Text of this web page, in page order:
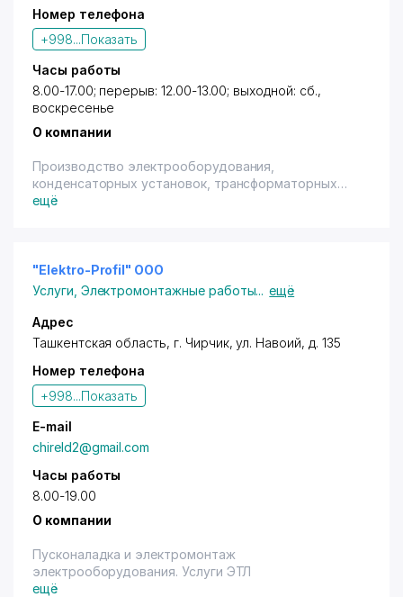
Номер телефона
+998...Показать
Часы работы
8.00-17.00; перерыв: 12.00-13.00; выходной: сб.,
воскресенье
О компании
Производство электрооборудования,
конденсаторных установок, трансформаторных
подстанций.
ещё
"Elektro-Profil" ООО
Услуги Электромонтажные работы... ещё
Адрес
Ташкентская область, г. Чирчик,ул. Навоий, д. 135
Номер телефона
+998...Показать
E-mail
chireld2@gmail.com
Часы работы
8.00-19.00
О компании
Пусконаладка и электромонтаж
электрооборудования. Услуги ЭТЛ
ещё